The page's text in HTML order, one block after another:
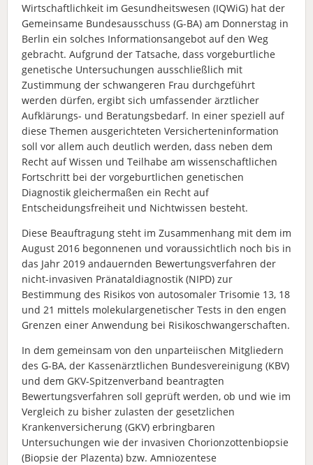
Wirtschaftlichkeit im Gesundheitswesen (IQWiG) hat der
Gemeinsame Bundesausschuss (G-BA) am Donnerstag in
Berlin ein solches Informationsangebot auf den Weg
gebracht. Aufgrund der Tatsache, dass vorgeburtliche
genetische Untersuchungen ausschließlich mit
Zustimmung der schwangeren Frau durchgeführt
werden dürfen, ergibt sich umfassender ärztlicher
Aufklärungs- und Beratungsbedarf. In einer speziell auf
diese Themen ausgerichteten Versicherteninformation
soll vor allem auch deutlich werden, dass neben dem
Recht auf Wissen und Teilhabe am wissenschaftlichen
Fortschritt bei der vorgeburtlichen genetischen
Diagnostik gleichermaßen ein Recht auf
Entscheidungsfreiheit und Nichtwissen besteht.
Diese Beauftragung steht im Zusammenhang mit dem im
August 2016 begonnenen und voraussichtlich noch bis in
das Jahr 2019 andauernden Bewertungsverfahren der
nicht-invasiven Pränataldiagnostik (NIPD) zur
Bestimmung des Risikos von autosomaler Trisomie 13, 18
und 21 mittels molekulargenetischer Tests in den engen
Grenzen einer Anwendung bei Risikoschwangerschaften.
In dem gemeinsam von den unparteiischen Mitgliedern
des G-BA, der Kassenärztlichen Bundesvereinigung (KBV)
und dem GKV-Spitzenverband beantragten
Bewertungsverfahren soll geprüft werden, ob und wie im
Vergleich zu bisher zulasten der gesetzlichen
Krankenversicherung (GKV) erbringbaren
Untersuchungen wie der invasiven Chorionzottenbiopsie
(Biopsie der Plazenta) bzw. Amniozentese